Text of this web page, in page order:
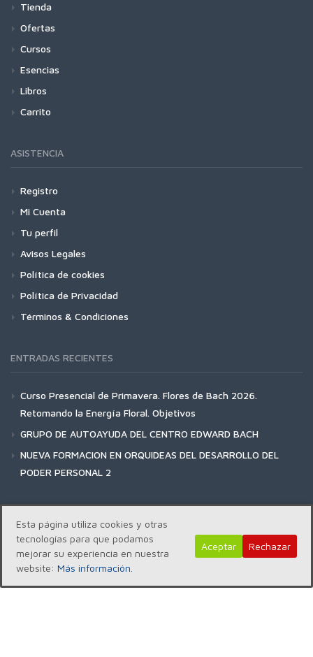
Tienda
Ofertas
Cursos
Esencias
Libros
Carrito
ASISTENCIA
Registro
Mi Cuenta
Tu perfil
Avisos Legales
Política de cookies
Política de Privacidad
Términos & Condiciones
ENTRADAS RECIENTES
Curso Presencial de Primavera. Flores de Bach 2026.
Retomando la Energía Floral. Objetivos
GRUPO DE AUTOAYUDA DEL CENTRO EDWARD BACH
NUEVA FORMACION EN ORQUIDEAS DEL DESARROLLO DEL
PODER PERSONAL 2
Copyright | Centro Edward Bach © 2018
Esta página utiliza cookies y otras
tecnologías para que podamos
mejorar su experiencia en nuestra
website: Más información.
Aceptar Rechazar